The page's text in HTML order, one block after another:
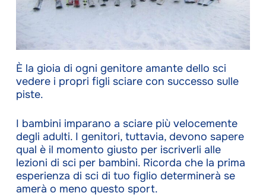
È la gioia di ogni genitore amante dello sci
vedere i propri figli sciare con successo sulle
piste.
I bambini imparano a sciare più velocemente
degli adulti. I genitori, tuttavia, devono sapere
qual è il momento giusto per iscriverli alle
lezioni di sci per bambini. Ricorda che la prima
esperienza di sci di tuo figlio determinerà se
amerà o meno questo sport.